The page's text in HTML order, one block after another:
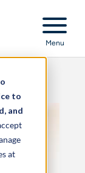
to
and
at
Menu